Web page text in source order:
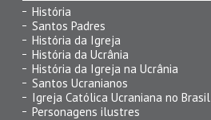
História
Santos Padres
História da Igreja
História da Ucrânia
História da Igreja na Ucrânia
Santos Ucranianos
Igreja Católica Ucraniana no Brasil
Personagens ilustres